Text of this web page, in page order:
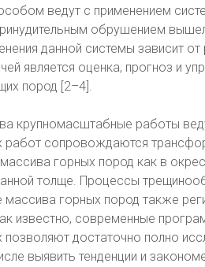
ведут с применением
обрушением
данной системы зависит
является оценка, прогноз и
пород [2–4].
крупномасштабные работы
работ сопровождаются
горных пород как в
толще. Процессы
горных пород также
известно, современные
позволяют достаточно полно
выявить тенденции и